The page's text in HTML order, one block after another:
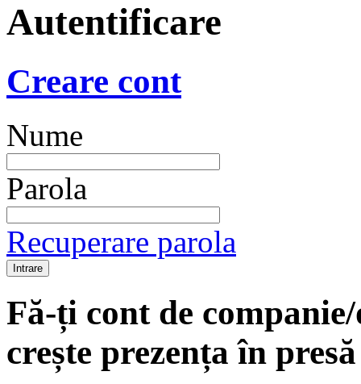
Autentificare
Creare cont
Nume
Parola
Recuperare parola
Fă-ți cont de
crește prezența în